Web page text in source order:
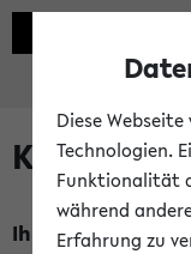
Ihre
Diese
Technologien.
Funktionalität
während
Erfahrung zu